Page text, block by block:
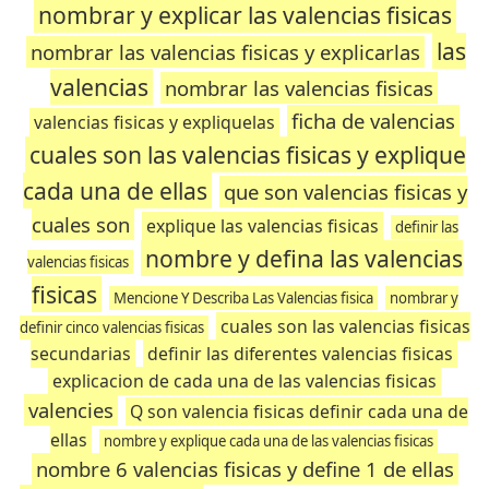
nombrar y explicar las valencias fisicas
nombrar las valencias fisicas y explicarlas
las
valencias
nombrar las valencias fisicas
valencias fisicas y expliquelas ficha de valencias
cuales son las valencias fisicas y explique
cada una de ellas
que son valencias fisicas y
cuales son
explique las valencias fisicas
definir las
valencias fisicas
nombre y defina las valencias
fisicas
Mencione Y Describa Las Valencias fisica
nombrar y
definir cinco valencias fisicas
cuales son las valencias fisicas
secundarias
definir las diferentes valencias fisicas
explicacion de cada una de las valencias fisicas
valencies
Q son valencia fisicas definir cada una de
ellas
nombre y explique cada una de las valencias fisicas
nombre 6 valencias fisicas y define 1 de ellas